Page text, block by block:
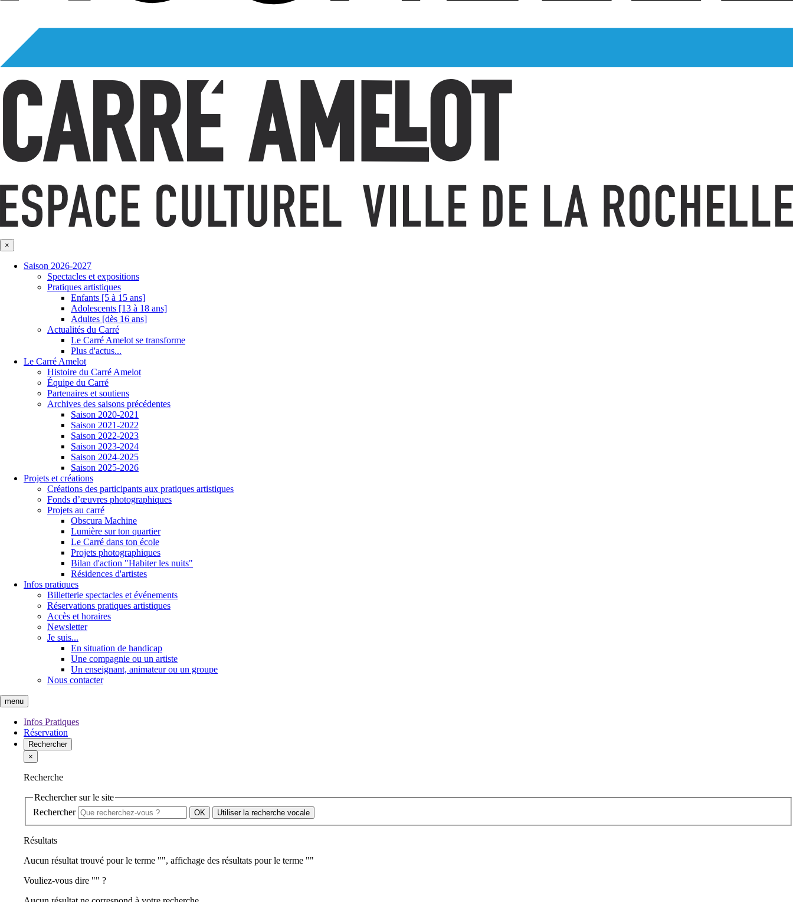
×
Saison 2026-2027
Spectacles et expositions
Pratiques artistiques
Enfants [5 à 15 ans]
Adolescents [13 à 18 ans]
Adultes [dès 16 ans]
Actualités du Carré
Le Carré Amelot se transforme
Plus d'actus...
Le Carré Amelot
Histoire du Carré Amelot
Équipe du Carré
Partenaires et soutiens
Archives des saisons précédentes
Saison 2020-2021
Saison 2021-2022
Saison 2022-2023
Saison 2023-2024
Saison 2024-2025
Saison 2025-2026
Projets et créations
Créations des participants aux pratiques artistiques
Fonds d’œuvres photographiques
Projets au carré
Obscura Machine
Lumière sur ton quartier
Le Carré dans ton école
Projets photographiques
Bilan d'action "Habiter les nuits"
Résidences d'artistes
Infos pratiques
Billetterie spectacles et événements
Réservations pratiques artistiques
Accès et horaires
Newsletter
Je suis...
En situation de handicap
Une compagnie ou un artiste
Un enseignant, animateur ou un groupe
Nous contacter
menu
Infos Pratiques
Réservation
Rechercher
×
Recherche
Rechercher sur le site
Rechercher
Utiliser la recherche vocale
Résultats
Aucun résultat trouvé pour le terme "", affichage des résultats pour le terme ""
Vouliez-vous dire "" ?